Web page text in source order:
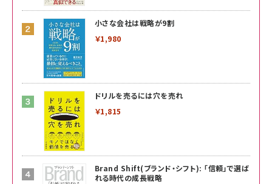
小さな会社は戦略が9割
￥1,980
ドリルを売るには穴を売れ
￥1,815
Brand Shift(ブランド・シフト): 「信頼」で選ば
れる時代の成長戦略